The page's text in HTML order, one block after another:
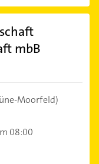
mbB
Moorfeld)
08:00